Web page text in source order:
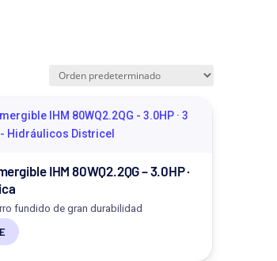
IHM 80WQ2.2QG – 3.0HP ·
fundido de gran durabilidad